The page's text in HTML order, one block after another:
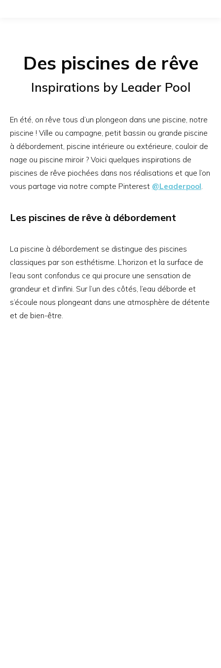
Des piscines de rêve
Inspirations by Leader Pool
En été, on rêve tous d’un plongeon dans une piscine, notre
piscine ! Ville ou campagne, petit bassin ou grande piscine
à débordement, piscine intérieure ou extérieure, couloir de
nage ou piscine miroir ? Voici quelques inspirations de
piscines de rêve piochées dans nos réalisations et que l’on
vous partage via notre compte Pinterest @Leaderpool.
Les piscines de rêve à débordement
La piscine à débordement se distingue des piscines
classiques par son esthétisme. L’horizon et la surface de
l’eau sont confondus ce qui procure une sensation de
grandeur et d’infini. Sur l’un des côtés, l’eau déborde et
s’écoule nous plongeant dans une atmosphère de détente
et de bien-être.